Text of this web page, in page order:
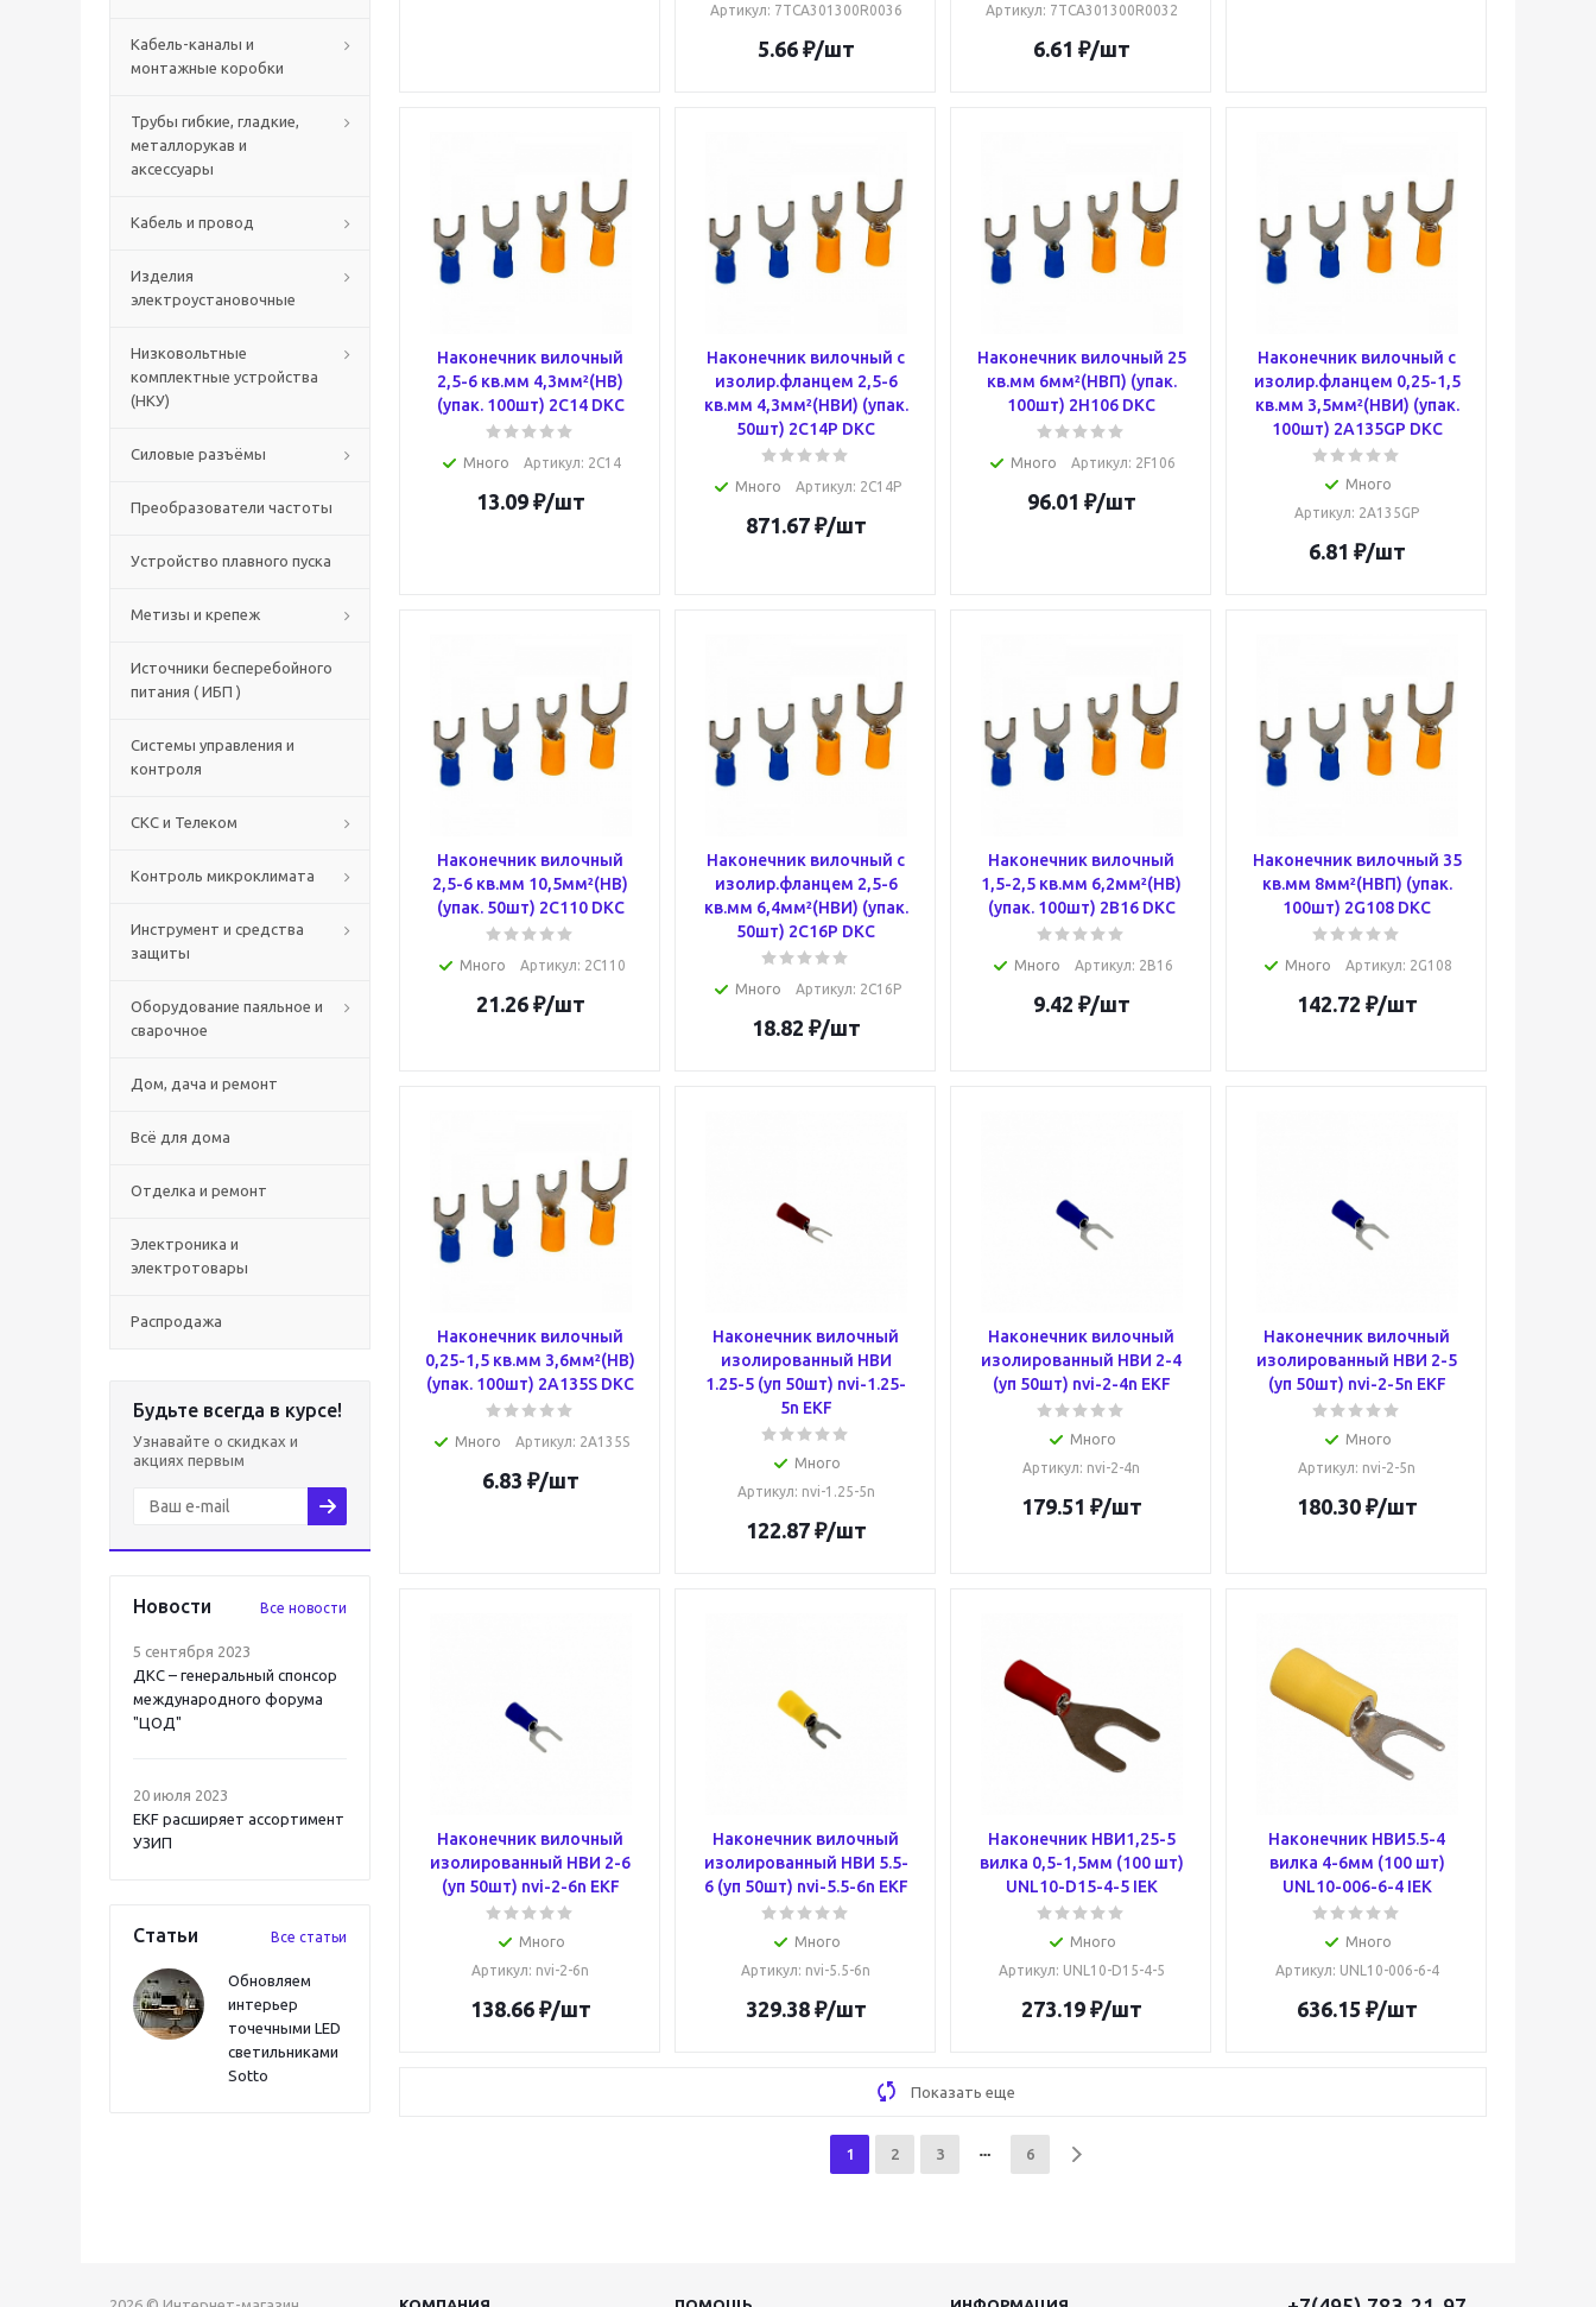
Кабель-каналы и
монтажные коробки
Трубы гибкие, гладкие,
металлорукав и
аксессуары
Кабель и провод
Изделия
электроустановочные
Низковольтные
комплектные устройства
(НКУ)
Силовые разъёмы
Преобразователи частоты
Устройство плавного пуска
Метизы и крепеж
Источники бесперебойного
питания ( ИБП )
Системы управления и
контроля
СКС и Телеком
Контроль микроклимата
Инструмент и средства
защиты
Оборудование паяльное и
сварочное
Дом, дача и ремонт
Всё для дома
Отделка и ремонт
Электроника и
электротовары
Распродажа
Будьте всегда в курсе!
Узнавайте о скидках и
акциях первым
Новости Все новости
5 сентября 2023
ДКС – генеральный спонсор
международного форума
"ЦОД"
20 июля 2023
EKF расширяет ассортимент
УЗИП
Статьи Все статьи
Обновляем
интерьер
точечными LED
светильниками
Sotto
Артикул: 7TCA301300R0036
5.66₽/шт
Артикул: 7TCA301300R0032
6.61 ₽/шт
Наконечник вилочный
2,5-6 кв.мм 4,3мм²(НВ)
(упак. 100шт) 2C14 DKC
Много Артикул: 2C14
13.09₽/шт
Наконечник вилочный с
изолир.фланцем 2,5-6
кв.мм 4,3мм²(НВИ) (упак.
50шт) 2C14P DKC
Много Артикул: 2C14P
871.67₽/шт
Наконечник вилочный 25
кв.мм 6мм²(НВП) (упак.
100шт) 2H106 DKC
Много Артикул: 2F106
96.01 ₽/шт
Наконечник вилочный с
изолир.фланцем 0,25-1,5
кв.мм 3,5мм²(НВИ) (упак.
100шт) 2A135GP DKC
Много
Артикул: 2A135GP
6.81 ₽/шт
Наконечник вилочный
2,5-6 кв.мм 10,5мм²(НВ)
(упак. 50шт) 2C110 DKC
Много Артикул: 2C110
21.26₽/шт
Наконечник вилочный с
изолир.фланцем 2,5-6
кв.мм 6,4мм²(НВИ) (упак.
50шт) 2C16P DKC
Много Артикул: 2C16P
18.82 ₽/шт
Наконечник вилочный
1,5-2,5 кв.мм 6,2мм²(НВ)
(упак. 100шт) 2B16 DKC
Много Артикул: 2B16
9.42 ₽/шт
Наконечник вилочный 35
кв.мм 8мм²(НВП) (упак.
100шт) 2G108 DKC
Много Артикул: 2G108
142.72 ₽/шт
Наконечник вилочный
0,25-1,5 кв.мм 3,6мм²(НВ)
(упак. 100шт) 2A135S DKC
Много Артикул: 2A135S
6.83 ₽/шт
Наконечник вилочный
изолированный НВИ
1.25-5 (уп 50шт) nvi-1.25-
5n EKF
Много
Артикул: nvi-1.25-5n
122.87₽/шт
Наконечник вилочный
изолированный НВИ 2-4
(уп 50шт) nvi-2-4n EKF
Много
Артикул: nvi-2-4n
179.51 ₽/шт
Наконечник вилочный
изолированный НВИ 2-5
(уп 50шт) nvi-2-5n EKF
Много
Артикул: nvi-2-5n
180.30₽/шт
Наконечник вилочный
изолированный НВИ 2-6
(уп 50шт) nvi-2-6n EKF
Много
Артикул: nvi-2-6n
138.66₽/шт
Наконечник вилочный
изолированный НВИ 5.5-
6 (уп 50шт) nvi-5.5-6n EKF
Много
Артикул: nvi-5.5-6n
329.38₽/шт
Наконечник НВИ1,25-5
вилка 0,5-1,5мм (100 шт)
UNL10-D15-4-5 IEK
Много
Артикул: UNL10-D15-4-5
273.19₽/шт
Наконечник НВИ5.5-4
вилка 4-6мм (100 шт)
UNL10-006-6-4 IEK
Много
Артикул: UNL10-006-6-4
636.15 ₽/шт
Показать еще
1 2 3 6